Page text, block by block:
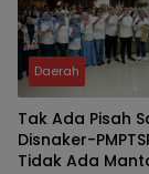
Daerah
Tak Ada Pisah
Disnaker-
Tidak Ada